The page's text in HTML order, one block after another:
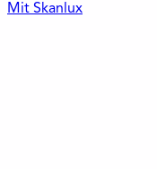
Mit Skanlux